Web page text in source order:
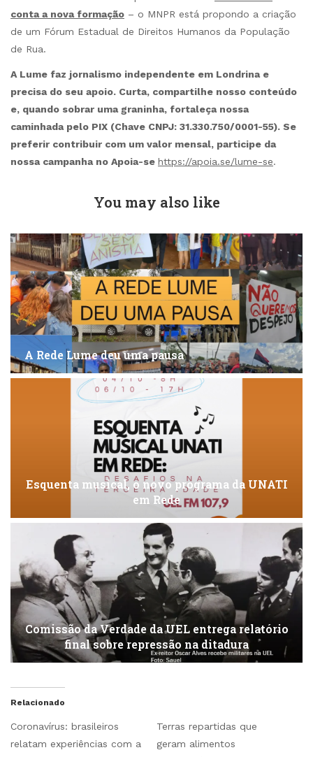
conta a nova formação – o MNPR está propondo a criação
de um Fórum Estadual de Direitos Humanos da População
de Rua.
A Lume faz jornalismo independente em Londrina e
precisa do seu apoio. Curta, compartilhe nosso conteúdo
e, quando sobrar uma graninha, fortaleça nossa
caminhada pelo PIX (Chave CNPJ: 31.330.750/0001-55). Se
preferir contribuir com um valor mensal, participe da
nossa campanha no Apoia-se https://apoia.se/lume-se.
You may also like
A Rede Lume deu uma pausa
Esquenta musical, o novo programa da UNATI
em Rede
Comissão da Verdade da UEL entrega relatório
final sobre repressão na ditadura
Relacionado
Coronavírus: brasileiros
relatam experiências com a
Terras repartidas que
geram alimentos